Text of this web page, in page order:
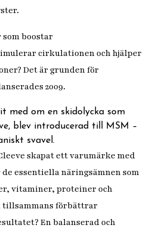
boostar
cirkulationen och hjälper
Det är grunden för
2009.
med om en skidolycka som
blev introducerad till MSM –
svavel.
skapat ett varumärke med
essentiella näringsämnen som
vitaminer, proteiner och
tillsammans förbättrar
En balanserad och